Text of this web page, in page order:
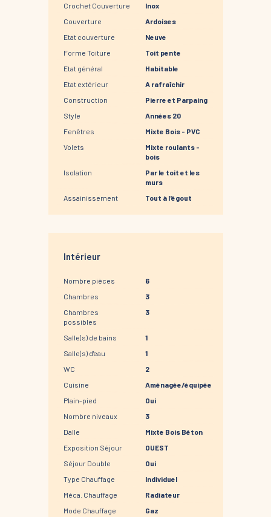
Crochet Couverture
Inox
Couverture
Ardoises
Etat couverture
Neuve
Forme Toiture
Toit pente
Etat général
Habitable
Etat extérieur
A rafraîchir
Construction
Pierre et Parpaing
Style
Années 20
Fenêtres
Mixte Bois - PVC
Volets
Mixte roulants -
bois
Isolation
Par le toit et les
murs
Assainissement
Tout à l'égout
Intérieur
Nombre pièces
6
Chambres
3
Chambres
possibles
3
Salle(s) de bains
1
Salle(s) d'eau
1
WC
2
Cuisine
Aménagée/équipée
Plain-pied
Oui
Nombre niveaux
3
Dalle
Mixte Bois Béton
Exposition Séjour
OUEST
Séjour Double
Oui
Type Chauffage
Individuel
Méca. Chauffage
Radiateur
Mode Chauffage
Gaz